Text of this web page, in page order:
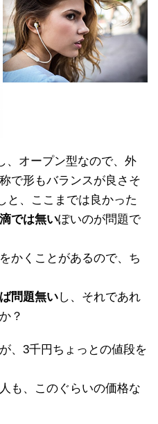
、オープン型なので、外
で形もバランスが良さそ
と、ここまでは良かった
では無いぽいのが問題で
かくことがあるので、ち
問題無いし、それであれ
？
、3千円ちょっとの値段を
も、このぐらいの価格な